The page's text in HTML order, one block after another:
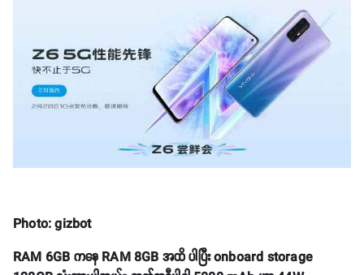
Photo: gizbot
RAM 6GB ကနေ RAM 8GB အထိ ပါပြီး onboard storage